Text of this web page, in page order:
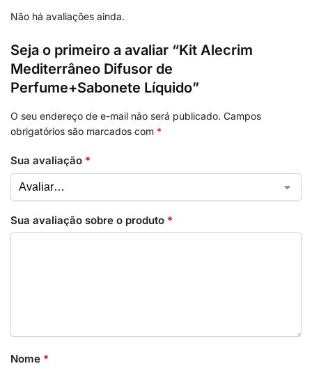
Não há avaliações ainda.
Seja o primeiro a avaliar “Kit Alecrim
Mediterrâneo Difusor de
Perfume+Sabonete Líquido”
O seu endereço de e-mail não será publicado. Campos
obrigatórios são marcados com *
Sua avaliação *
Sua avaliação sobre o produto *
Nome *